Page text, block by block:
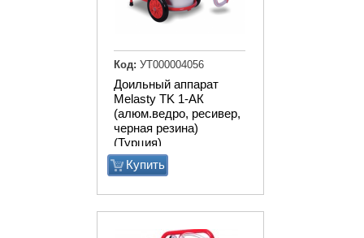
Доильный аппарат
Melasty TK 1-АК
(алюм.ведро, ресивер,
черная резина)
(Турция)
Купить
Код: УТ000004056